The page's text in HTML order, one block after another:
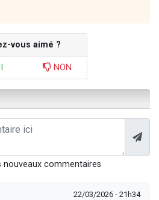
vous aimé ?
NON
nouveaux commentaires
22/03/2026 - 21h34